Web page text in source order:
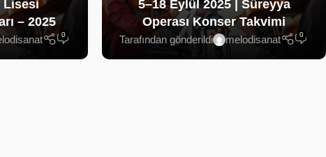
Lisesi
– 2025
0
5–18 Eylül 2025 | Süreyya
Operası Konser Takvimi
Tarafından gönderildi melodisanat 0